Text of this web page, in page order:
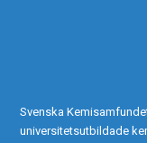
Svenska
universitetsutbildade